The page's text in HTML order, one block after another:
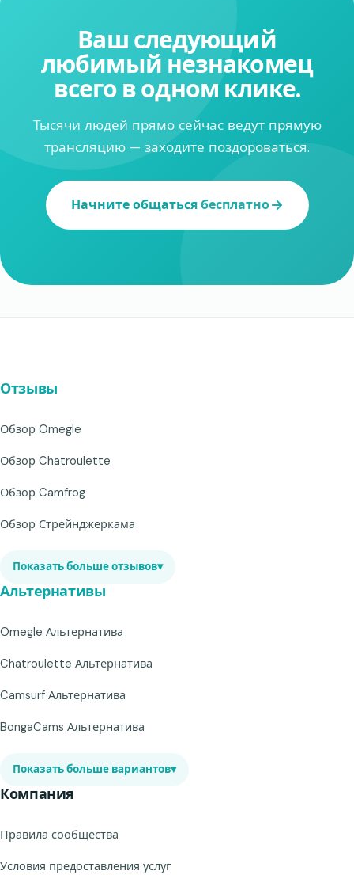
Ваш следующий
любимый незнакомец
всего в одном клике.
Тысячи людей прямо сейчас ведут прямую
трансляцию — заходите поздороваться.
Начните общаться бесплатно
Отзывы
Обзор Omegle
Обзор Chatroulette
Обзор Camfrog
Обзор Стрейнджеркама
Показать больше отзывов▾
Альтернативы
Omegle Альтернатива
Chatroulette Альтернатива
Camsurf Альтернатива
BongaCams Альтернатива
Показать больше вариантов▾
Компания
Правила сообщества
Условия предоставления услуг